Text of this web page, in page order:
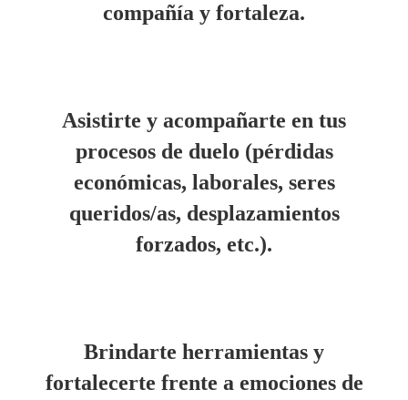
compañía y fortaleza.
Asistirte y acompañarte en tus
procesos de duelo (pérdidas
económicas, laborales, seres
queridos/as, desplazamientos
forzados, etc.).
Brindarte herramientas y
fortalecerte frente a emociones de